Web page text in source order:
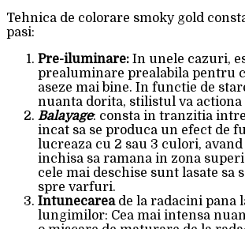
Tehnica de colorare smoky gold
pasi:
Pre-iluminare: In unele cazuri,
prealuminare prealabila pentru
aseze mai bine. In functie de
nuanta dorita, stilistul va actiona
Balayage: consta in tranzitia
incat sa se produca un efect de
lucreaza cu 2 sau 3 culori,
inchisa sa ramana in zona
cele mai deschise sunt lasate sa
spre varfuri.
Intunecareade la radacini pana
lungimilor: Cea mai intensa